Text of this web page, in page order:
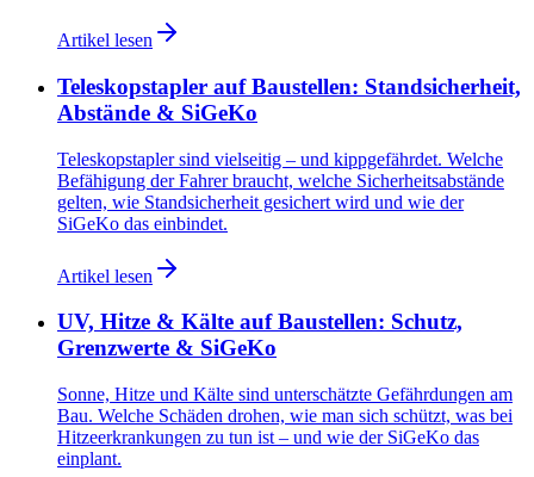
Artikel lesen
Teleskopstapler auf Baustellen: Standsicherheit,
Abstände & SiGeKo
Teleskopstapler sind vielseitig – und kippgefährdet. Welche
Befähigung der Fahrer braucht, welche Sicherheitsabstände
gelten, wie Standsicherheit gesichert wird und wie der
SiGeKo das einbindet.
Artikel lesen
UV, Hitze & Kälte auf Baustellen: Schutz,
Grenzwerte & SiGeKo
Sonne, Hitze und Kälte sind unterschätzte Gefährdungen am
Bau. Welche Schäden drohen, wie man sich schützt, was bei
Hitzeerkrankungen zu tun ist – und wie der SiGeKo das
einplant.